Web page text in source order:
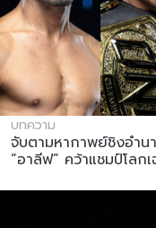
บทความ
จับตามหากาพย์ชิงอำน
“อาลีฟ” คว้าแชมป์โลก